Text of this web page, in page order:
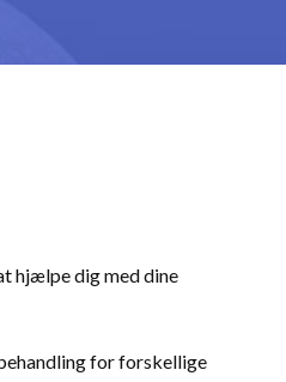
hjælpe dig med dine
for forskellige